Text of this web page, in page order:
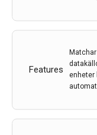
Features
enheter